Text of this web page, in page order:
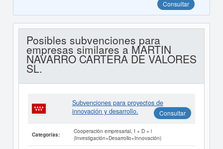
Consultar
Posibles subvenciones para
empresas similares a MARTIN
NAVARRO CARTERA DE VALORES
SL.
Subvenciones para proyectos de
innovación y desarrollo.
Consultar
Categorías:
Cooperación empresarial, I + D + i
(Investigación+Desarrollo+Innovación)